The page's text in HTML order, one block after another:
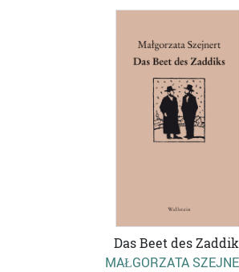
Das Beet des
MAŁGORZATA